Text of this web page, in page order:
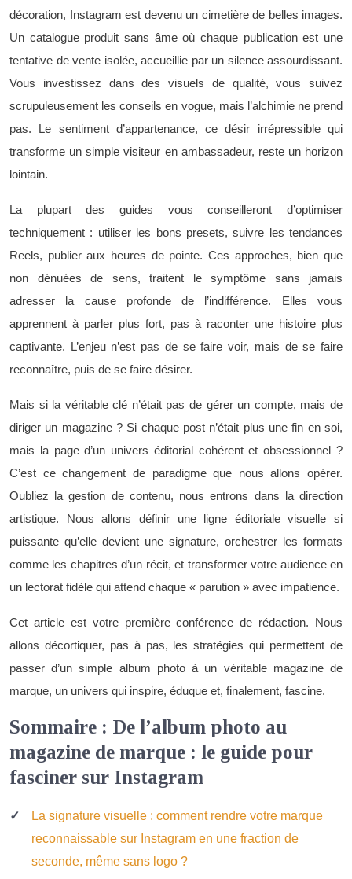
décoration, Instagram est devenu un cimetière de belles images.
Un catalogue produit sans âme où chaque publication est une
tentative de vente isolée, accueillie par un silence assourdissant.
Vous investissez dans des visuels de qualité, vous suivez
scrupuleusement les conseils en vogue, mais l’alchimie ne prend
pas. Le sentiment d’appartenance, ce désir irrépressible qui
transforme un simple visiteur en ambassadeur, reste un horizon
lointain.
La plupart des guides vous conseilleront d’optimiser
techniquement : utiliser les bons presets, suivre les tendances
Reels, publier aux heures de pointe. Ces approches, bien que
non dénuées de sens, traitent le symptôme sans jamais
adresser la cause profonde de l’indifférence. Elles vous
apprennent à parler plus fort, pas à raconter une histoire plus
captivante. L’enjeu n’est pas de se faire voir, mais de se faire
reconnaître, puis de se faire désirer.
Mais si la véritable clé n’était pas de gérer un compte, mais de
diriger un magazine ? Si chaque post n’était plus une fin en soi,
mais la page d’un univers éditorial cohérent et obsessionnel ?
C’est ce changement de paradigme que nous allons opérer.
Oubliez la gestion de contenu, nous entrons dans la direction
artistique. Nous allons définir une ligne éditoriale visuelle si
puissante qu’elle devient une signature, orchestrer les formats
comme les chapitres d’un récit, et transformer votre audience en
un lectorat fidèle qui attend chaque « parution » avec impatience.
Cet article est votre première conférence de rédaction. Nous
allons décortiquer, pas à pas, les stratégies qui permettent de
passer d’un simple album photo à un véritable magazine de
marque, un univers qui inspire, éduque et, finalement, fascine.
Sommaire : De l’album photo au
magazine de marque : le guide pour
fasciner sur Instagram
La signature visuelle : comment rendre votre marque
reconnaissable sur Instagram en une fraction de
seconde, même sans logo ?